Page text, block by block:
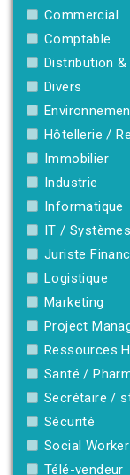
Commercial
Comptable
Distribution
Divers
Hôtellerie /
Immobilier
Industrie
Informatique
IT /
Juriste
Logistique
Marketing
Project
Ressources
Santé /
Secrétaire /
Sécurité
Social Worker
Télé-vendeur